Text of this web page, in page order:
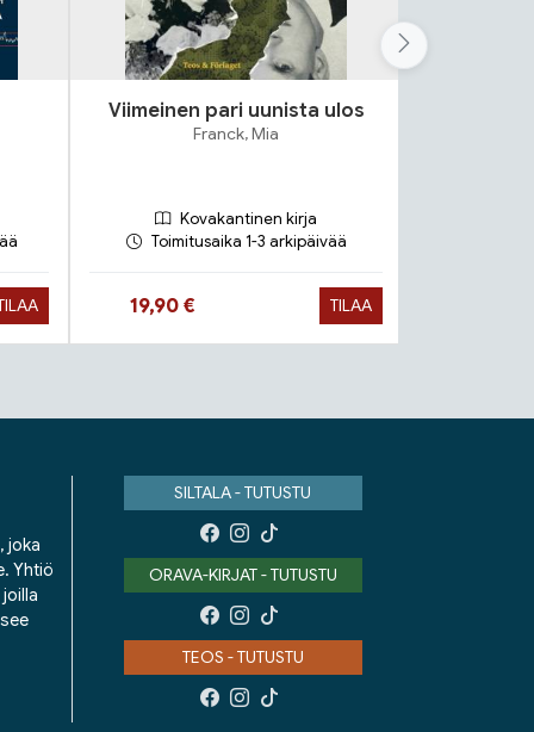
Viimeinen pari uunista ulos
Franck, Mia
Kovakantinen kirja
Toimitusaika 1-3 arkipäivää
Hinta nyt
19,90 € TILAA
joka
Yhtiö
SILTALA - TUTUSTU
ORAVA-KIRJAT - TUTUSTU
TEOS - TUTUSTU